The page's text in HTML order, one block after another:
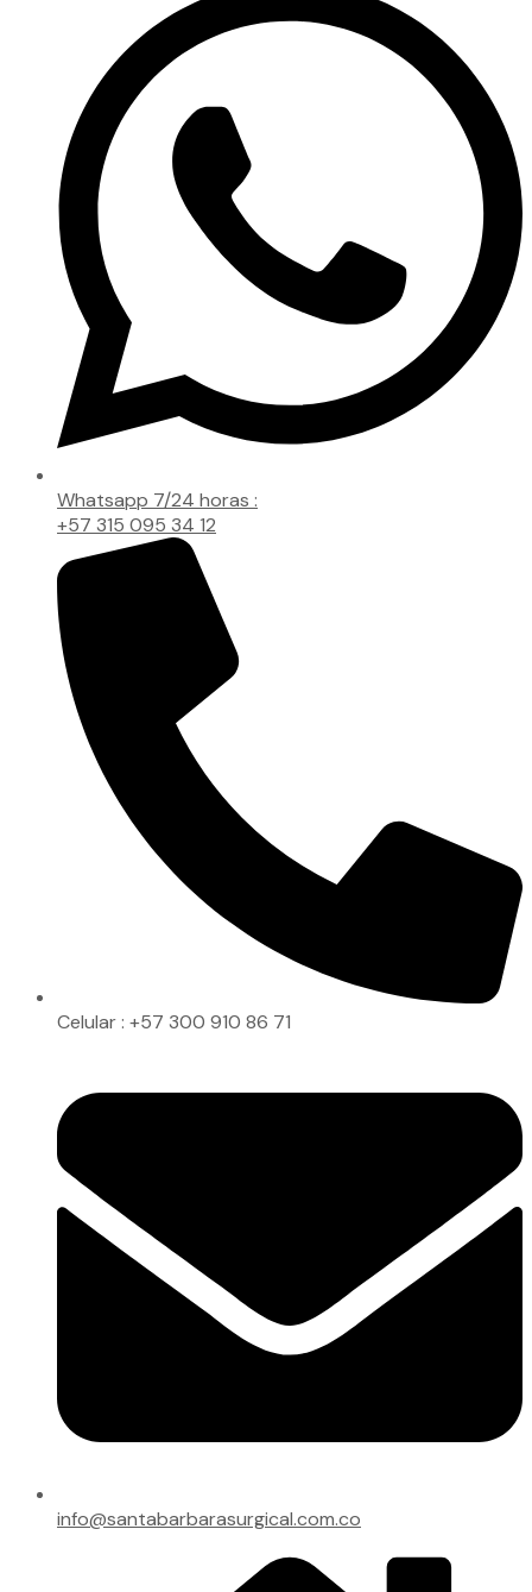
Whatsapp 7/24 horas :
+57 315 095 34 12
Celular : +57 300 910 86 71
info@santabarbarasurgical.com.co